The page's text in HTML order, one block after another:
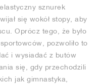
sznurek
się wokół stopy, aby
Oprócz tego, że było
pozwoliło to
i wysiadać z butów
się, gdy przechodzili
jak gimnastyka,